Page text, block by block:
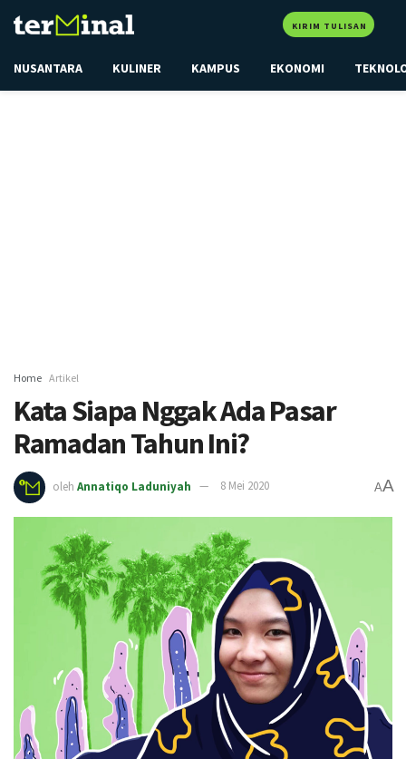
KIRIM TULISAN
NUSANTARA KULINER KAMPUS EKONOMI
Home Artikel
Kata Siapa Nggak Ada Pasar
Ramadan Tahun Ini?
oleh Annatiqo Laduniyah 8 Mei 2020 AA